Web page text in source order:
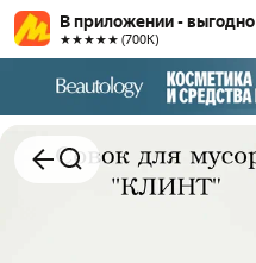
В приложении - выгодно
★★★★★ (700К)